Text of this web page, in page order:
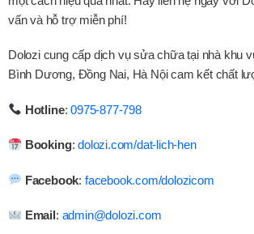
vấn và hỗ trợ miễn phí!
Dolozi cung cấp dịch vụ sửa chữa tại nhà khu
Bình Dương, Đồng Nai, Hà Nội cam kết chất
Hotline:0975-877-798
Booking:dolozi.com/dat-lich-hen
Facebook: facebook.com/dolozicom
Email: admin@dolozi.com